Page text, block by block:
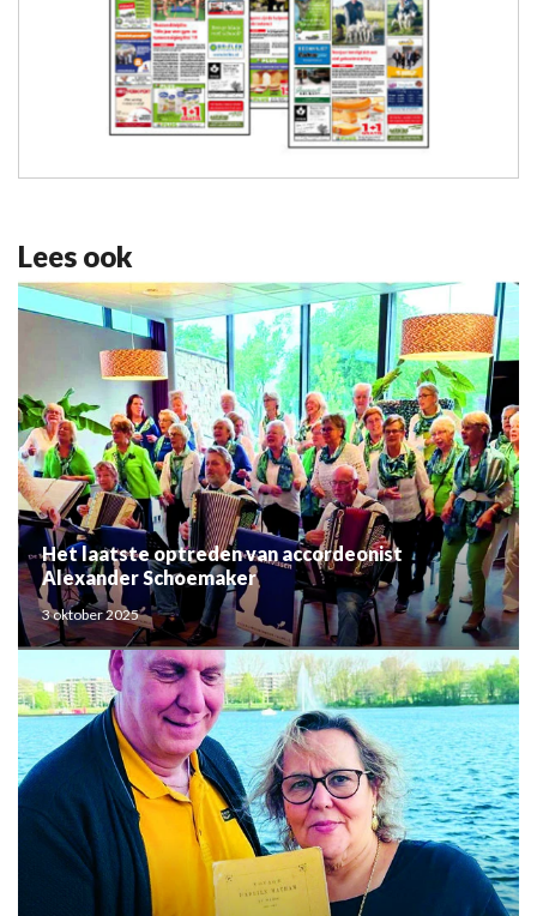
Lees ook
Het laatste optreden van accordeonist
Alexander Schoemaker
3 oktober 2025